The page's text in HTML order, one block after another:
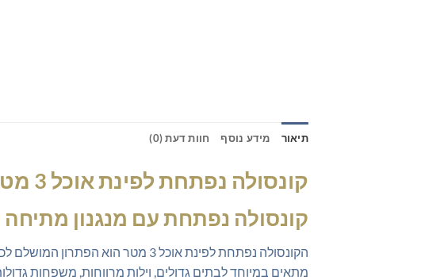
תיאור מידע נוסף חוות דעת (0)
קונסולה נפתחת לפינת אוכל 3 מטר – הפתרון המושלם לחללים גדולים
קונסולה נפתחת עם מנגנון מתיחה
הקונסולה נפתחת לפינת אוכל 3